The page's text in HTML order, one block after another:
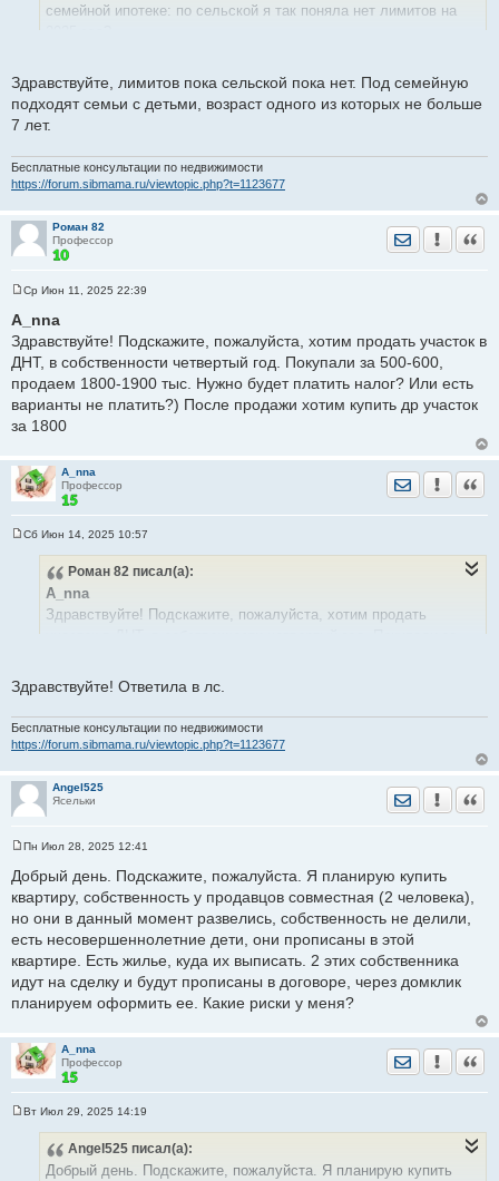
семейной ипотеке: по сельской я так поняла нет лимитов на
16 лет). Если подходим есть ли варианты к Вам? Интересует
дом/дача/коттедж по Краснояровскому шоссе. Спасибо
Здравствуйте, лимитов пока сельской пока нет. Под семейную
подходят cемьи с детьми, возраст одного из которых не больше
7 лет.
Бесплатные консультации по недвижимости
https://forum.sibmama.ru/viewtopic.php?t=1123677
Роман 82
Профессор
Отправить
о
б
щ
е
н
е
Ср Июн 11, 2025 22:39
A_nna
Здравствуйте! Подскажите, пожалуйста, хотим продать участок в
ДНТ, в собственности четвертый год. Покупали за 500-600,
продаем 1800-1900 тыс. Нужно будет платить налог? Или есть
варианты не платить?) После продажи хотим купить др участок
за 1800
A_nna
Профессор
Отправить
Сб Июн 14, 2025 10:57
Роман 82 писал(а):
A_nna
Здравствуйте! Подскажите, пожалуйста, хотим продать
Или есть варианты не платить?) После продажи хотим купить
др участок за 1800
Здравствуйте! Ответила в лс.
Бесплатные консультации по недвижимости
https://forum.sibmama.ru/viewtopic.php?t=1123677
Angel525
Ясельки
Отправить
о
б
е
н
е
Пн Июл 28, 2025 12:41
Добрый день. Подскажите, пожалуйста. Я планирую купить
квартиру, собственность у продавцов совместная (2 человека),
но они в данный момент развелись, собственность не делили,
есть несовершеннолетние дети, они прописаны в этой
квартире. Есть жилье, куда их выписать. 2 этих собственника
идут на сделку и будут прописаны в договоре, через домклик
планируем оформить ее. Какие риски у меня?
A_nna
Профессор
Отправить
Вт Июл 29, 2025 14:19
Angel525 писал(а):
Добрый день. Подскажите, пожалуйста. Я планирую купить